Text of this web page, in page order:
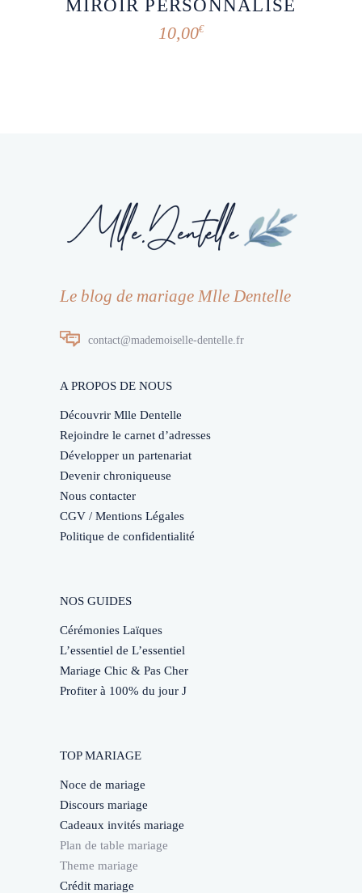
MIROIR PERSONNALISÉ
10,00€
Le blog de mariage Mlle Dentelle
contact@mademoiselle-dentelle.fr
A PROPOS DE NOUS
Découvrir Mlle Dentelle
Rejoindre le carnet d’adresses
Développer un partenariat
Devenir chroniqueuse
Nous contacter
CGV / Mentions Légales
Politique de confidentialité
NOS GUIDES
Cérémonies Laïques
L’essentiel de L’essentiel
Mariage Chic & Pas Cher
Profiter à 100% du jour J
TOP MARIAGE
Noce de mariage
Discours mariage
Cadeaux invités mariage
Plan de table mariage
Theme mariage
Crédit mariage